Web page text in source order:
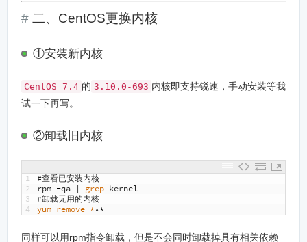
二、CentOS更换内核
①安装新内核
CentOS 7.4 的 3.10.0-693 内核即支持锐速，手动安装等我
试一下再写。
②卸载旧内核
1
2
3
4
#查看已安装内核
rpm -qa | grep kernel
#卸载无用的内核
yum remove ***
同样可以用rpm指令卸载，但是不会同时卸载掉具有相关依赖